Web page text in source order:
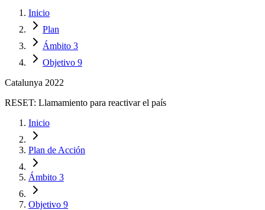
Inicio
Plan
Ámbito 3
Objetivo 9
Catalunya 2022
RESET: Llamamiento para reactivar el país
Inicio
Plan de Acción
Ámbito 3
Objetivo 9